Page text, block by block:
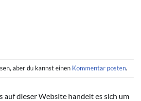
aber du kannst einen Kommentar posten.
auf dieser Website handelt es sich um